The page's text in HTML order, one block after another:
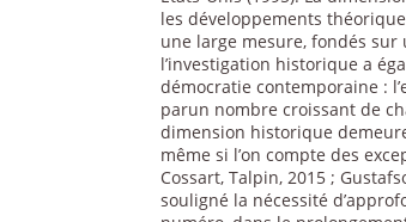
les développements
une large mesure, fondés
l’investigation historique a
démocratie contemporaine :
parun nombre croissant de
dimension historique
même si l’on compte des
Cossart, Talpin, 2015 ;
souligné la nécessité